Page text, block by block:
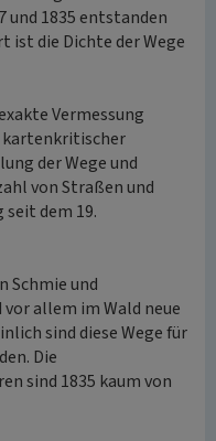
und 1835 entstanden
ist die Dichte der Wege
Vermessung
kartenkritischer
der Wege und
von Straßen und
dem 19.
Schmie und
allem im Wald neue
sind diese Wege für
Die
sind 1835 kaum von